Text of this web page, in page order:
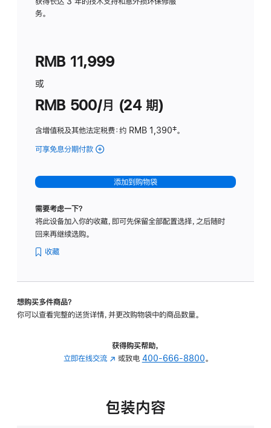
务。
RMB 11,999
或
RMB 500/月 (24 期)
含增值税及其他法定税费：约 RMB 1,390脚
‡。
可享免息分期付款 (Studio
-
标
璃
转
的
添加到购物袋
需要考虑一下？
将此设备加入你的收藏，即可先保留全部配置选择，之后随时
回来再继续选购。
收藏
想购买多件商品？
你可以查看完整的送货详情，并更改购物袋中的商品数量。
获得购买帮助，
立即在线交流 (在
中
或致电 400-666-8800。
包装内容